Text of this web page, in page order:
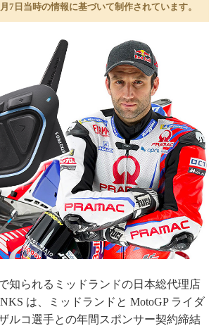
7日当時の情報に基づいて制作されています。
知られるミッドランドの日本総代理店
は、ミッドランドと MotoGP ライダ
ルコ選手との年間スポンサー契約締結